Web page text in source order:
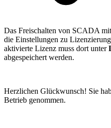
Das Freischalten von SCADA
die Einstellungen zu
aktivierte Lizenz muss dort unter
abgespeichert werden.
Herzlichen Glückwunsch! Sie
Betrieb genommen.